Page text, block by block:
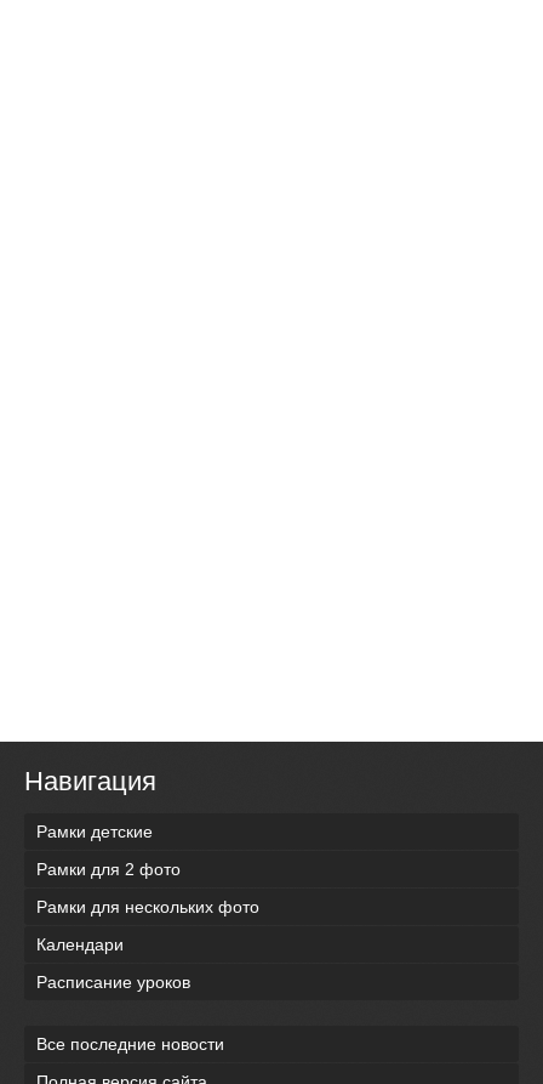
Навигация
Рамки детские
Рамки для 2 фото
Рамки для нескольких фото
Календари
Расписание уроков
Все последние новости